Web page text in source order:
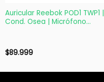
Auricular Reebok POD1 TWP1 |
Cond. Osea | Micrófono
$89.999